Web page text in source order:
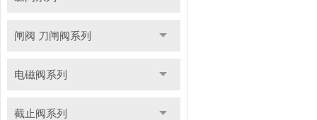
闸阀 刀闸阀系列
电磁阀系列
截止阀系列